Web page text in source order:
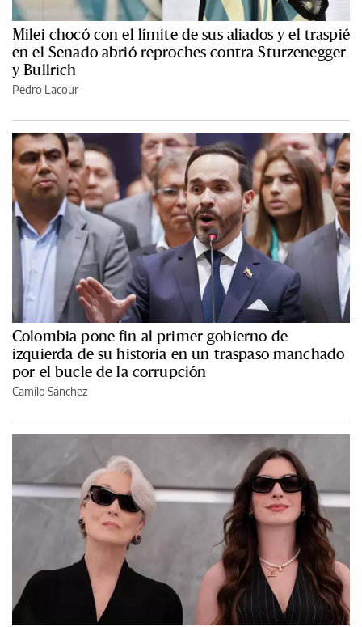
Milei chocó con el límite de sus aliados y el traspié
en el Senado abrió reproches contra Sturzenegger
y Bullrich
Pedro Lacour
Colombia pone fin al primer gobierno de
izquierda de su historia en un traspaso manchado
por el bucle de la corrupción
Camilo Sánchez